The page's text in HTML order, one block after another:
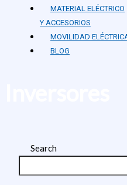
MATERIAL ELÉCTRICO
Y ACCESORIOS
MOVILIDAD
BLOG
Search